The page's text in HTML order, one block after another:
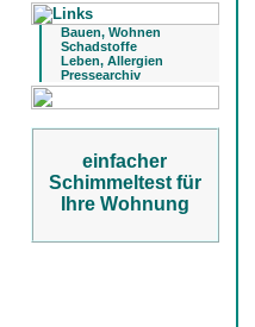
Bauen, Wohnen
Schadstoffe
Leben, Allergien
Pressearchiv
einfacher
Schimmeltest für
Ihre Wohnung